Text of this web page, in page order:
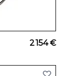
2 154 €